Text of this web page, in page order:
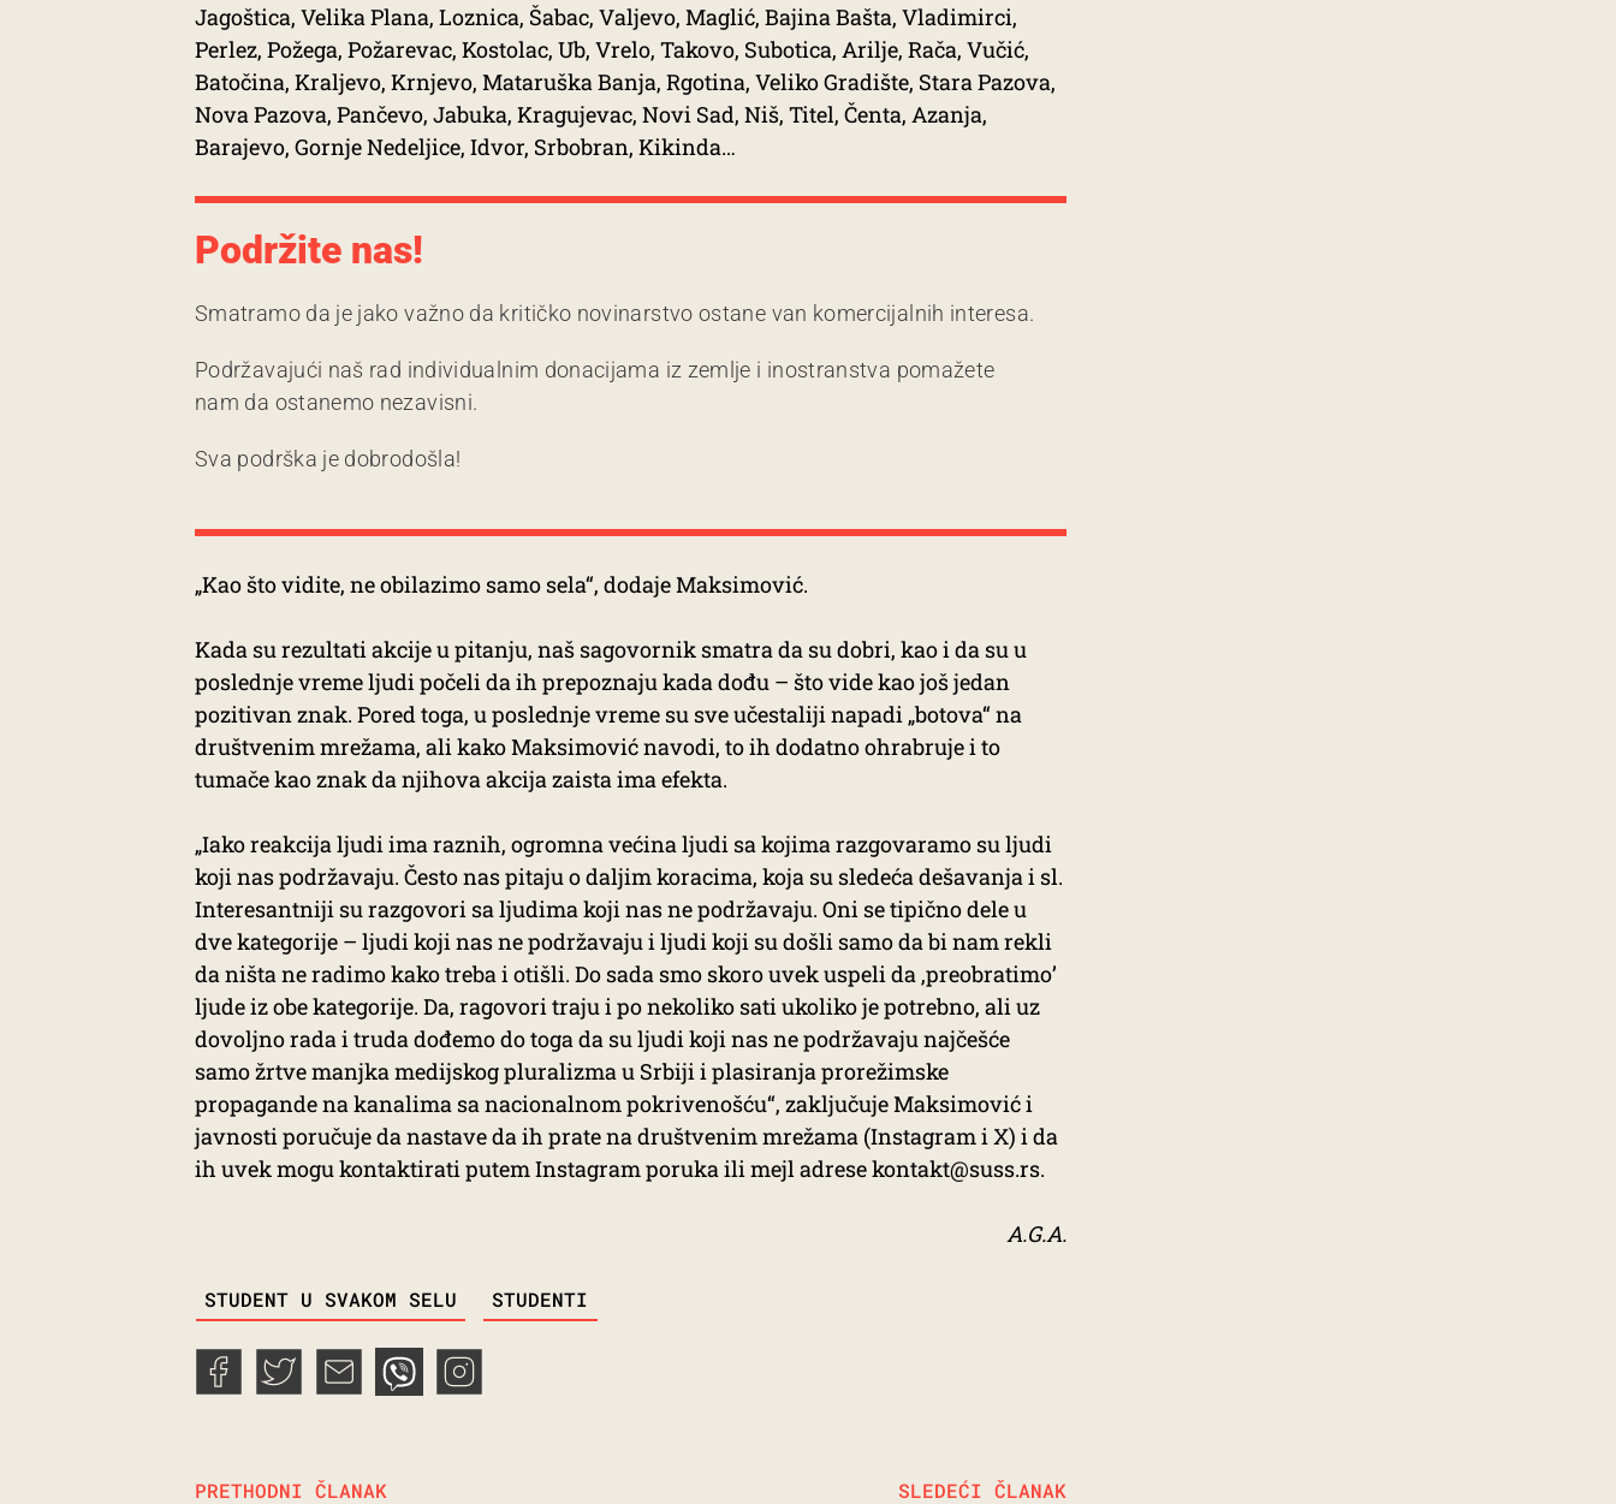
Jagoštica, Velika Plana, Loznica, Šabac, Valjevo, Maglić, Bajina Bašta, Vladimirci,
Perlez, Požega, Požarevac, Kostolac, Ub, Vrelo, Takovo, Subotica, Arilje, Rača, Vučić,
Batočina, Kraljevo, Krnjevo, Mataruška Banja, Rgotina, Veliko Gradište, Stara Pazova,
Nova Pazova, Pančevo, Jabuka, Kragujevac, Novi Sad, Niš, Titel, Čenta, Azanja,
Barajevo, Gornje Nedeljice, Idvor, Srbobran, Kikinda…
Podržite nas!
Smatramo da je jako važno da kritičko novinarstvo ostane van komercijalnih interesa.
Podržavajući naš rad individualnim donacijama iz zemlje i inostranstva pomažete
nam da ostanemo nezavisni.
Sva podrška je dobrodošla!
„Kao što vidite, ne obilazimo samo sela“, dodaje Maksimović.
Kada su rezultati akcije u pitanju, naš sagovornik smatra da su dobri, kao i da su u
poslednje vreme ljudi počeli da ih prepoznaju kada dođu – što vide kao još jedan
pozitivan znak. Pored toga, u poslednje vreme su sve učestaliji napadi „botova“ na
društvenim mrežama, ali kako Maksimović navodi, to ih dodatno ohrabruje i to
tumače kao znak da njihova akcija zaista ima efekta.
„Iako reakcija ljudi ima raznih, ogromna većina ljudi sa kojima razgovaramo su ljudi
koji nas podržavaju. Često nas pitaju o daljim koracima, koja su sledeća dešavanja i sl.
Interesantniji su razgovori sa ljudima koji nas ne podržavaju. Oni se tipično dele u
dve kategorije – ljudi koji nas ne podržavaju i ljudi koji su došli samo da bi nam rekli
da ništa ne radimo kako treba i otišli. Do sada smo skoro uvek uspeli da ,preobratimo’
ljude iz obe kategorije. Da, ragovori traju i po nekoliko sati ukoliko je potrebno, ali uz
dovoljno rada i truda dođemo do toga da su ljudi koji nas ne podržavaju najčešće
samo žrtve manjka medijskog pluralizma u Srbiji i plasiranja prorežimske
propagande na kanalima sa nacionalnom pokrivenošću“, zaključuje Maksimović i
javnosti poručuje da nastave da ih prate na društvenim mrežama (Instagram i X) i da
ih uvek mogu kontaktirati putem Instagram poruka ili mejl adrese kontakt@suss.rs.
A.G.A.
STUDENT U SVAKOM SELU STUDENTI
PRETHODNI ČLANAK SLEDEĆI ČLANAK